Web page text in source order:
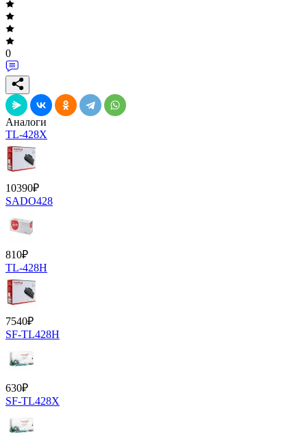
0
Аналоги
TL-428X
10390₽
SADO428
810₽
TL-428H
7540₽
SF-TL428H
630₽
SF-TL428X